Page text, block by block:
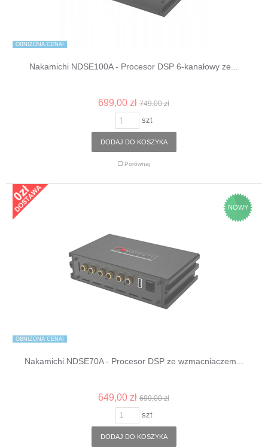
Nakamichi NDSE100A - Procesor DSP 6-kanałowy ze...
699,00 zł 749,00 zł
OBNIŻONA CENA!
szt
DODAJ DO KOSZYKA
Porównaj
NOWY
Nakamichi NDSE70A - Procesor DSP ze wzmacniaczem...
649,00 zł 699,00 zł
OBNIŻONA CENA!
szt
DODAJ DO KOSZYKA